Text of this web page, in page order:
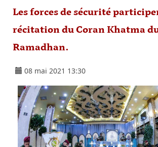
Les forces de sécurité
récitation du Coran Khatma
Ramadhan.
08 mai 2021 13:30